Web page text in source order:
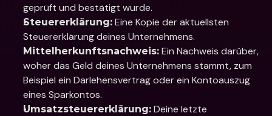
geprüft und bestätigt wurde.
Steuererklärung: Eine Kopie der aktuellsten
Steuererklärung deines Unternehmens.
Mittelherkunftsnachweis: Ein Nachweis darüber,
woher das Geld deines Unternehmens stammt, zum
Beispiel ein Darlehensvertrag oder ein Kontoauszug
eines Sparkontos.
Umsatzsteuererklärung: Deine letzte